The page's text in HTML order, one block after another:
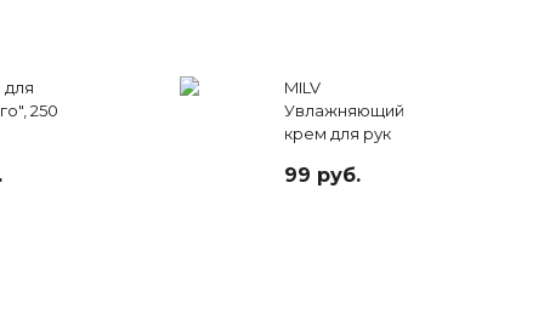
для
250
MILV
Увлажняющий
крем для рук
99 руб.